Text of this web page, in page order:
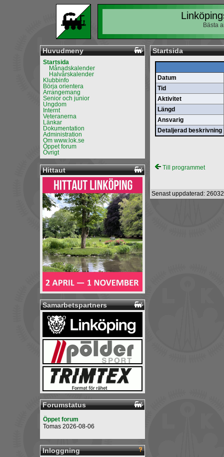
Bästa
Huvudmeny
Startsida
Månadskalender
Halvårskalender
Klubbinfo
Börja orientera
Arrangemang
Senior och junior
Ungdom
Internt
Veteranerna
Länkar
Dokumentation
Administration
Om www.lok.se
Öppet forum
Övrigt
Hittaut
Samarbetspartners
Forumstatus
Öppet forum
Tomas 2026-08-06
Inloggning
Startsida
Datum
Tid
Aktivitet
Längd
Ansvarig
Detaljerad beskrivning
Till programmet
Senast uppdaterad: